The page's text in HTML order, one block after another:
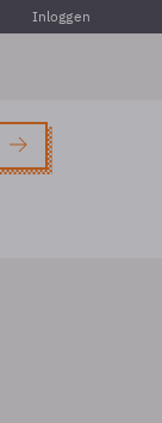
Inloggen